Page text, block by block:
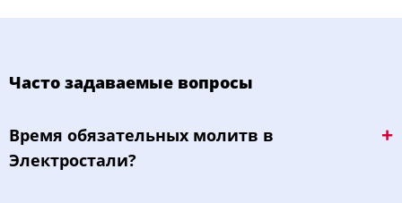
Часто задаваемые вопросы
Bpeмя oбязaтeльных мoлитв в
Электростали?